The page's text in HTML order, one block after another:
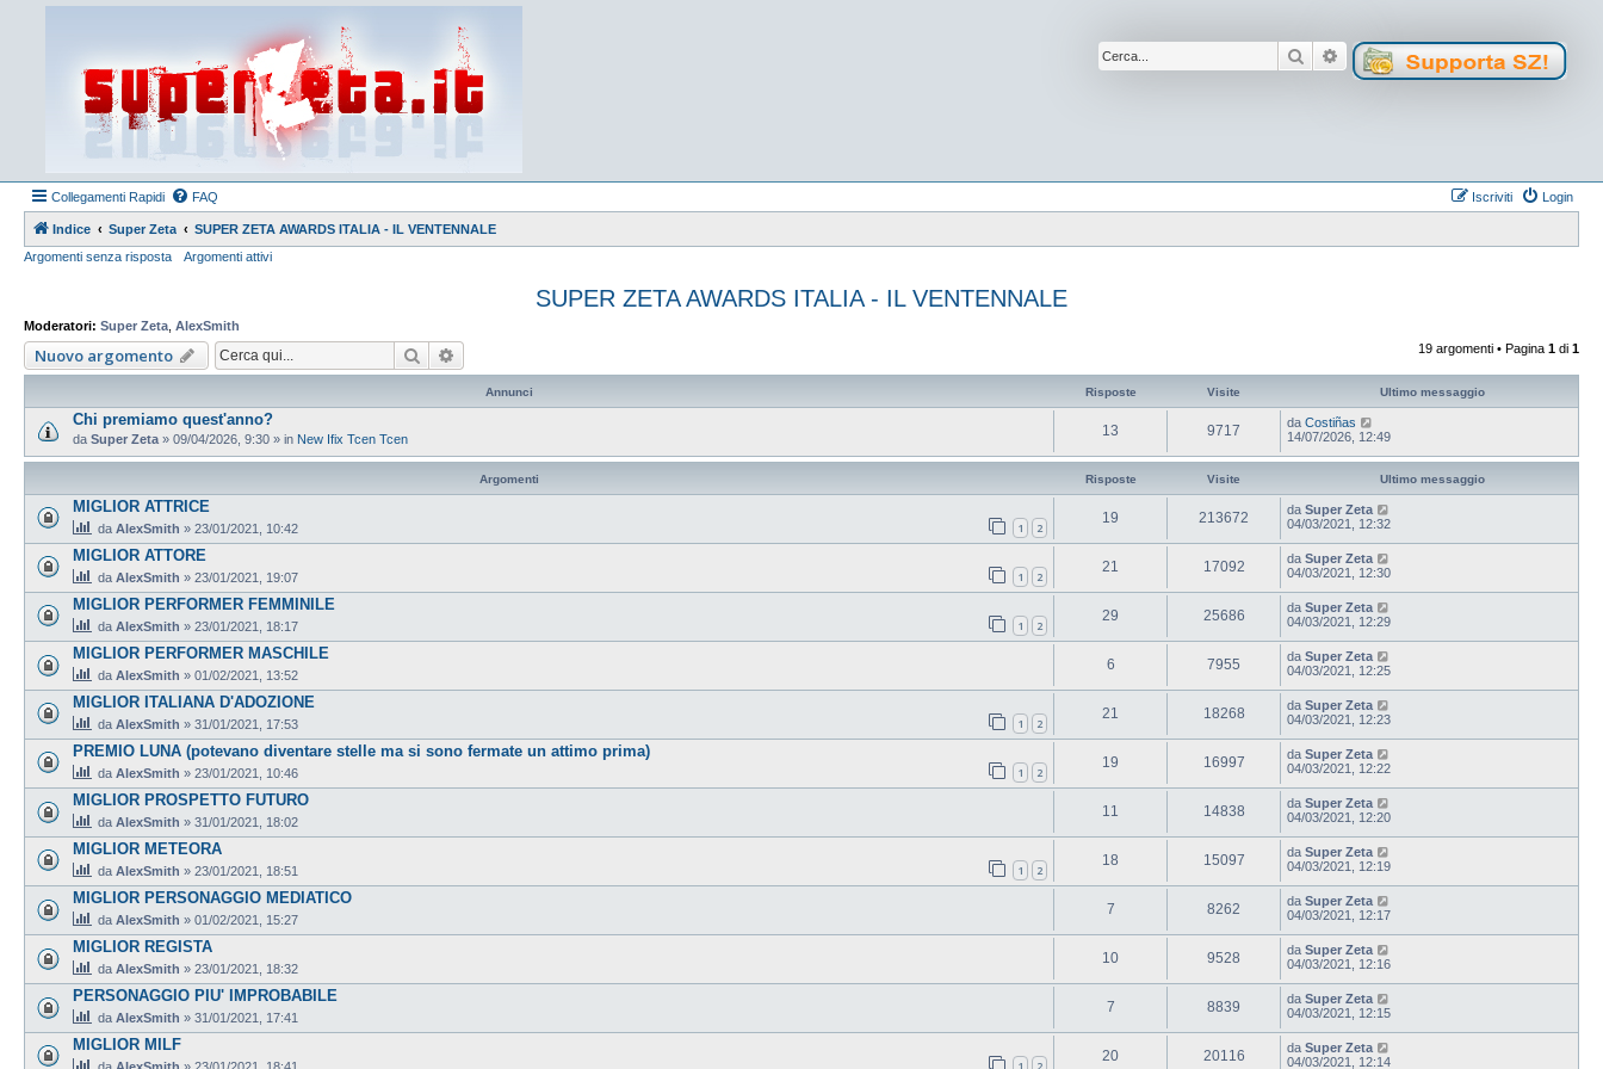
Cerca Ricerca avanzata
Collegamenti Rapidi FAQ Login
Iscriviti
Indice Super Zeta
SUPER ZETA AWARDS ITALIA - IL VENTENNALE
Argomenti senza risposta
Argomenti attivi
SUPER ZETA AWARDS ITALIA - IL VENTENNALE
Moderatori: Super Zeta AlexSmith
Nuovo argomento Cerca 19 argomenti • Pagina 1 di 1
Annunci Risposte Visite Ultimo messaggio
Chi premiamo quest'anno?
da Super Zeta » 09/04/2026, 9:30 » in New Ifix Tcen Tcen
13 9717 da Costiñas
14/07/2026, 12:49
Argomenti Risposte Visite Ultimo messaggio
MIGLIOR ATTRICE
da AlexSmith » 23/01/2021, 10:42 1 2
19 213672 da Super Zeta
04/03/2021, 12:32
MIGLIOR ATTORE
da AlexSmith » 23/01/2021, 19:07 1 2
21 17092 da Super Zeta
04/03/2021, 12:30
MIGLIOR PERFORMER FEMMINILE
da AlexSmith » 23/01/2021, 18:17 1 2
29 25686 da Super Zeta
04/03/2021, 12:29
MIGLIOR PERFORMER MASCHILE
da AlexSmith » 01/02/2021, 13:52
6 7955 da Super Zeta
04/03/2021, 12:25
MIGLIOR ITALIANA D'ADOZIONE
da AlexSmith » 31/01/2021, 17:53 1 2
21 18268 da Super Zeta
04/03/2021, 12:23
PREMIO LUNA (potevano diventare stelle ma si sono fermate un attimo prima)
da AlexSmith » 23/01/2021, 10:46 1 2
19 16997 da Super Zeta
04/03/2021, 12:22
MIGLIOR PROSPETTO FUTURO
da AlexSmith » 31/01/2021, 18:02
11 14838 da Super Zeta
04/03/2021, 12:20
MIGLIOR METEORA
da AlexSmith » 23/01/2021, 18:51 1 2
18 15097 da Super Zeta
04/03/2021, 12:19
MIGLIOR PERSONAGGIO MEDIATICO
da AlexSmith » 01/02/2021, 15:27
7 8262 da Super Zeta
04/03/2021, 12:17
MIGLIOR REGISTA
da AlexSmith » 23/01/2021, 18:32
10 9528 da Super Zeta
04/03/2021, 12:16
PERSONAGGIO PIU' IMPROBABILE
da AlexSmith » 31/01/2021, 17:41
7 8839 da Super Zeta
04/03/2021, 12:15
MIGLIOR MILF
20 20116 da Super Zeta
04/03/2021, 12:14